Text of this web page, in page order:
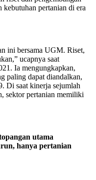
kebutuhan pertanian di era
ini bersama UGM. Riset,
ucapnya saat
Ia mengungkapkan,
paling dapat diandalkan,
Di saat kinerja sejumlah
sektor pertanian memiliki
utama
hanya pertanian